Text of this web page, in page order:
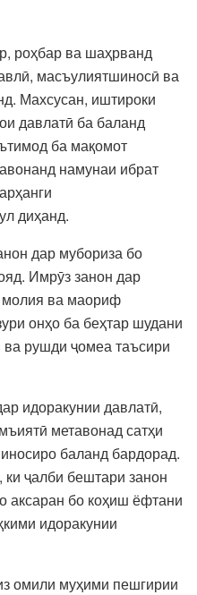
роҳбар ва шаҳрванд
масъулиятшиносӣ ва
Махсусан, иштироки
давлатӣ ба баланд
ба мақомот
намунаи ибрат
диҳанд.
дар мубориза бо
Имрӯз занон дар
молия ва маориф
онҳо ба беҳтар шудани
ва рушди ҷомеа таъсири
идоракунии давлатӣ,
метавонад сатҳи
баланд бардорад.
ҷалби бештари занон
аксаран бо коҳиш ёфтани
идоракунии
омили муҳими пешгирии